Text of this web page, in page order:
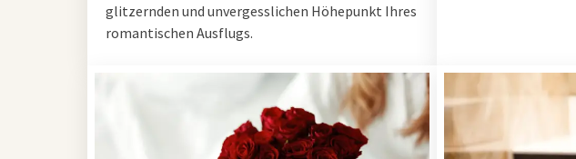
glitzernden und unvergesslichen Höhepunkt Ihres
romantischen Ausflugs.